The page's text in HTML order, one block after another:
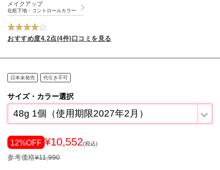
メイクアップ
化粧下地・コントロールカラー
おすすめ度4.2点(4件)口コミを見る
日本未発売 代引き不可
サイズ・カラー選択
48g 1個（使用期限2027年2月）
12%OFF ¥10,552(税込)
参考価格¥11,990